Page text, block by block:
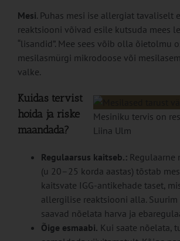
Mesi. Puhas mesi ise allergiat tavaliselt
reaktsiooni võivad esile kutsuda mees
“lisandid”. Mee sees võib olla õietolmu
mesilasmürgi mikrodoose või
valke.
Mesiniku tervis on
Liina Ulm
Kuidas tervist
hoida ja riske
maandada?
Regulaarsus kaitseb.:Regulaarne
(u 20–25 korda aastas) tõstab
kaitsvate IGG-antikehade taset,
allergilise reaktsiooni alla. Suurim
saavad nõelata harva ja
Õige esmaabi. Kui saate nõelata,